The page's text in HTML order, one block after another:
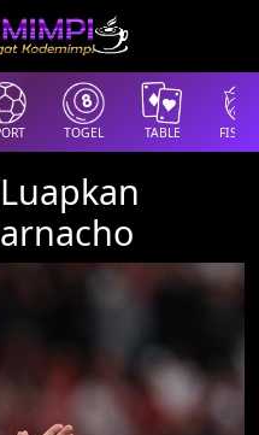
TOGEL TABLE